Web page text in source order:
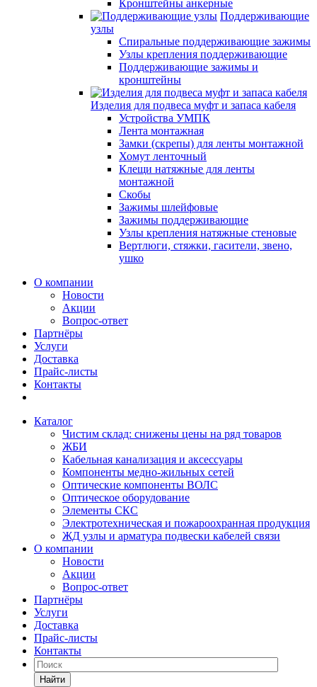
Кронштейны анкерные
Поддерживающие
узлы
Спиральные поддерживающие зажимы
Узлы крепления поддерживающие
Поддерживающие зажимы и
кронштейны
Изделия для подвеса муфт и запаса кабеля
Устройства УМПК
Лента монтажная
Замки (скрепы) для ленты монтажной
Хомут ленточный
Клещи натяжные для ленты
монтажной
Скобы
Зажимы шлейфовые
Зажимы поддерживающие
Узлы крепления натяжные стеновые
Вертлюги, стяжки, гасители, звено,
ушко
О компании
Новости
Акции
Вопрос-ответ
Партнёры
Услуги
Доставка
Прайс-листы
Контакты
Каталог
Чистим склад: снижены цены на ряд товаров
ЖБИ
Кабельная канализация и аксессуары
Компоненты медно-жильных сетей
Оптические компоненты ВОЛС
Оптическое оборудование
Элементы СКС
Электротехническая и пожароохранная продукция
ЖД узлы и арматура подвески кабелей связи
О компании
Новости
Акции
Вопрос-ответ
Партнёры
Услуги
Доставка
Прайс-листы
Контакты
Найти